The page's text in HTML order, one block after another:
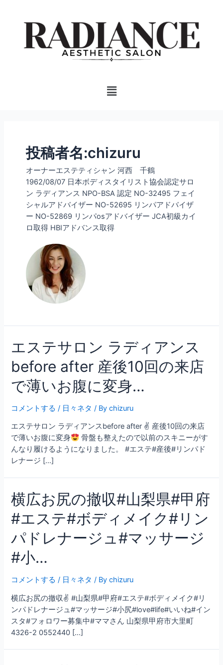
Menu
投稿者名:chizuru
オーナーエステティシャン 河西 千鶴
1962/08/07 日本ボディスタイリスト協会認定サロ
ン ラディアンス NPO-BSA 認定 NO-32495 フェイ
シャルアドバイザー NO-52695 リンパアドバイザ
ー NO-52869 リンパosアドバイザー JCA初級カイ
ロ取得 HBIアドバンス取得
エステサロン ラディアンス
before after 産後10回の来店
で薄いお腹に変身…
コメントする / 日々ネタ / Bychizuru
エステサロン ラディアンスbefore after ✌ 産後10回の来店
で薄いお腹に変身
骨盤も整えたので以前のスキニーがす
んなり履けるようになりました。 #エステ#産後#リンパド
レナージ […]
横広お尻の撤収#山梨県#甲府
#エステ#ボディメイク#リン
パドレナージュ#マッサージ
#小…
コメントする / 日々ネタ / Bychizuru
横広お尻の撤収✌ #山梨県#甲府#エステ#ボディメイク#リ
ンパドレナージュ#マッサージ#小尻#love#life#いいね#イン
スタ#フォロワー募集中#ママさん 山梨県甲府市大里町
4326-2 0552440 […]